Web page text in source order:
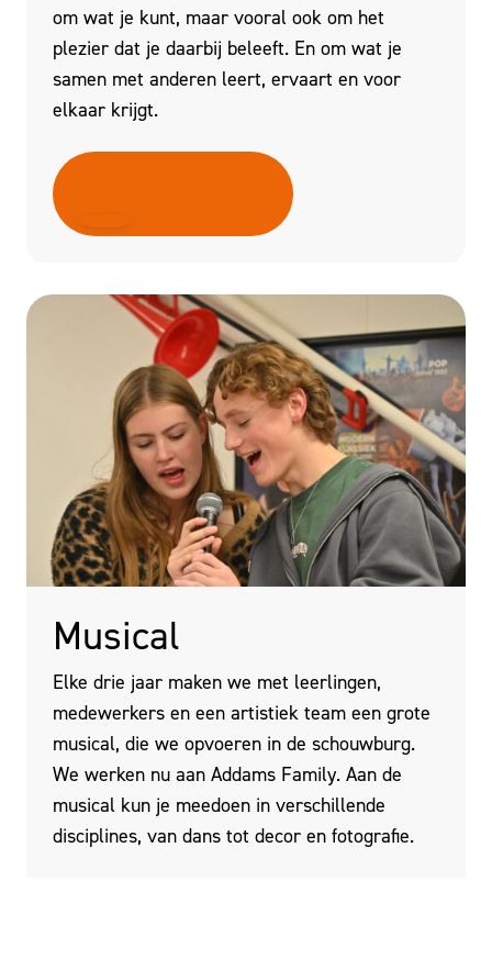
om wat je kunt, maar vooral ook om het
plezier dat je daarbij beleeft. En om wat je
samen met anderen leert, ervaart en voor
elkaar krijgt.
Musical
Elke drie jaar maken we met leerlingen,
medewerkers en een artistiek team een grote
musical, die we opvoeren in de schouwburg.
We werken nu aan Addams Family. Aan de
musical kun je meedoen in verschillende
disciplines, van dans tot decor en fotografie.